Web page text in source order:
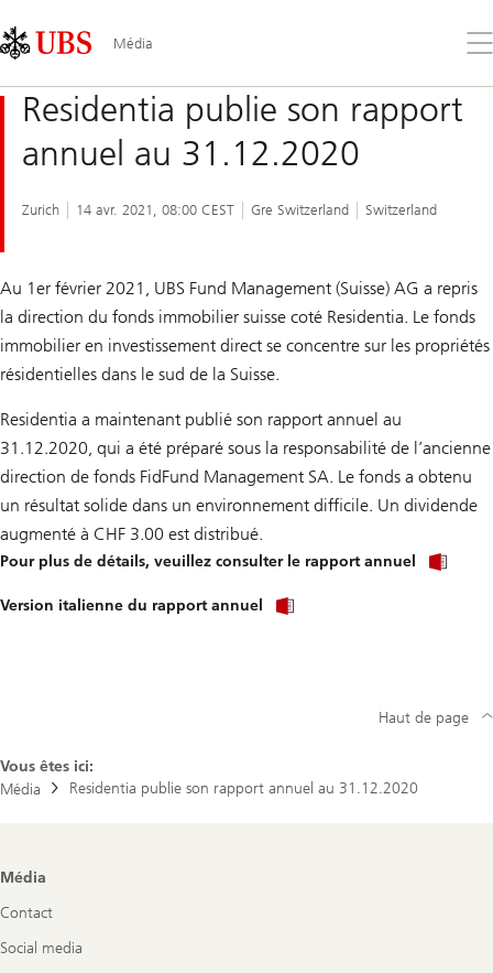
Links
Area
Média
le
Residentia publie son rapport
annuel au 31.12.2020
Zurich 14 avr. 2021, 08:00 CEST Gre Switzerland Switzerland
Au 1er février 2021, UBS Fund Management (Suisse) AG a repris
la direction du fonds immobilier suisse coté Residentia. Le fonds
immobilier en investissement direct se concentre sur les propriétés
résidentielles dans le sud de la Suisse.
Residentia a maintenant publié son rapport annuel au
31.12.2020, qui a été préparé sous la responsabilité de l’ancienne
direction de fonds FidFund Management SA. Le fonds a obtenu
un résultat solide dans un environnement difficile. Un dividende
augmenté à CHF 3.00 est distribué.
Pour plus de détails, veuillez consulter le rapport annuel
Version italienne du rapport annuel
Vous êtes ici:
Média
Residentia publie son rapport annuel au 31.12.2020
Haut de page
Footer
Média
Contact
Social media